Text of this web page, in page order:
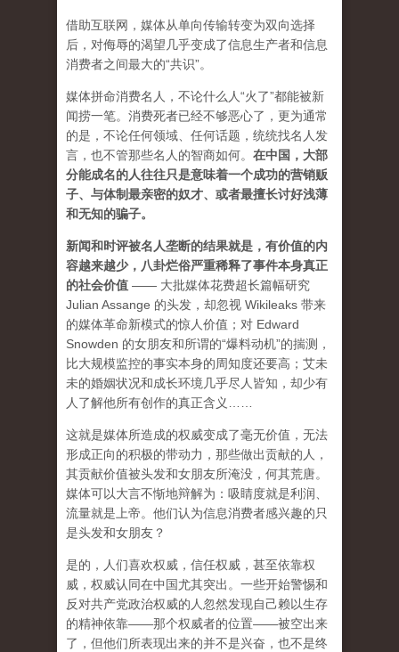
借助互联网，媒体从单向传输转变为双向选择
后，对侮辱的渴望几乎变成了信息生产者和信息
消费者之间最大的“共识”。
媒体拼命消费名人，不论什么人“火了”都能被新
闻捞一笔。消费死者已经不够恶心了，更为通常
的是，不论任何领域、任何话题，统统找名人发
言，也不管那些名人的智商如何。 在中国，大部
分能成名的人往往只是意味着一个成功的营销贩
子、与体制最亲密的奴才、或者最擅长讨好浅薄
和无知的骗子。
新闻和时评被名人垄断的结果就是，有价值的内
容越来越少，八卦烂俗严重稀释了事件本身真正
的社会价值 —— 大批媒体花费超长篇幅研究
Julian Assange 的头发，却忽视 Wikileaks 带来
的媒体革命新模式的惊人价值；对 Edward
Snowden 的女朋友和所谓的“爆料动机”的揣测，
比大规模监控的事实本身的周知度还要高；艾未
未的婚姻状况和成长环境几乎尽人皆知，却少有
人了解他所有创作的真正含义……
这就是媒体所造成的权威变成了毫无价值，无法
形成正向的积极的带动力，那些做出贡献的人，
其贡献价值被头发和女朋友所淹没，何其荒唐。
媒体可以大言不惭地辩解为：吸睛度就是利润、
流量就是上帝。他们认为信息消费者感兴趣的只
是头发和女朋友？
是的，人们喜欢权威，信任权威，甚至依靠权
威，权威认同在中国尤其突出。一些开始警惕和
反对共产党政治权威的人忽然发现自己赖以生存
的精神依靠——那个权威者的位置——被空出来
了，但他们所表现出来的并不是兴奋，也不是终